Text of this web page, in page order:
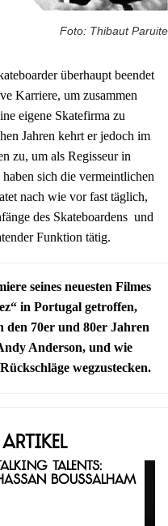
Foto: Thibaut Paruite
überhaupt beendet
Karriere, um zusammen
eigene Skatefirma zu
Jahren kehrt er jedoch im
zu, um als Regisseur in
sich die vermeintlichen
nach wie vor fast täglich,
des Skateboardens und
Funktion tätig.
seines neuesten Filmes
in Portugal getroffen,
70er und 80er Jahren
Anderson, und wie
wegzustecken.
Talents:
Boussalham